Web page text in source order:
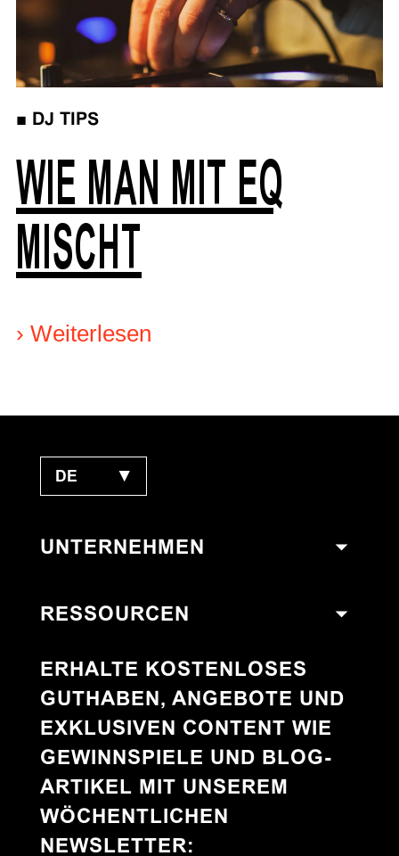
■ DJ TIPS
WIE MAN MIT EQ
MISCHT
› Weiterlesen
DE ▼
UNTERNEHMEN
RESSOURCEN
ERHALTE KOSTENLOSES
GUTHABEN, ANGEBOTE UND
EXKLUSIVEN CONTENT WIE
GEWINNSPIELE UND BLOG-
ARTIKEL MIT UNSEREM
WÖCHENTLICHEN
NEWSLETTER: